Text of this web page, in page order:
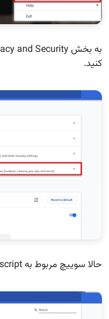
کنید.
حالا سوییچ مربوط به Javascript را روشن کنید.